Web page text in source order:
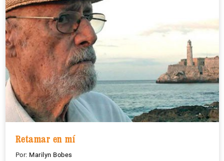
Retamar en mí
Por: Marilyn Bobes